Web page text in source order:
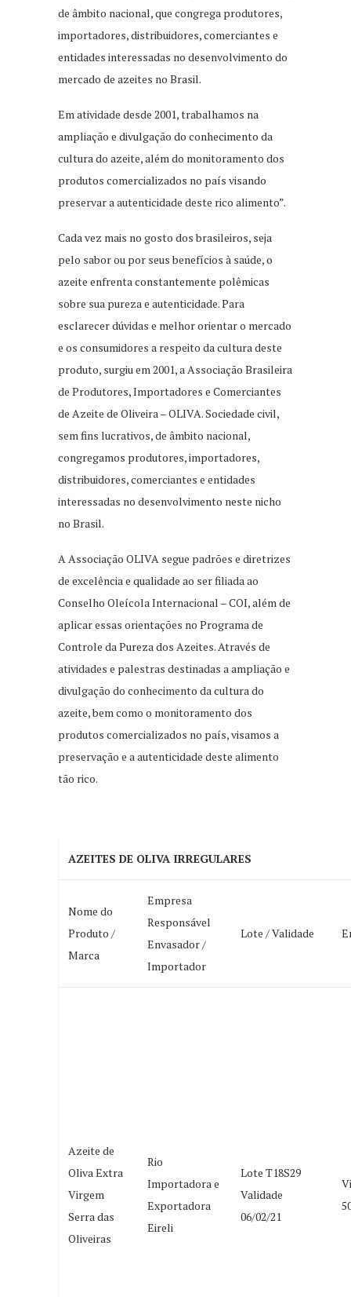
de âmbito nacional, que congrega produtores,
importadores, distribuidores, comerciantes e
entidades interessadas no desenvolvimento do
mercado de azeites no Brasil.
Em atividade desde 2001, trabalhamos na
ampliação e divulgação do conhecimento da
cultura do azeite, além do monitoramento dos
produtos comercializados no país visando
preservar a autenticidade deste rico alimento”.
Cada vez mais no gosto dos brasileiros, seja
pelo sabor ou por seus benefícios à saúde, o
azeite enfrenta constantemente polêmicas
sobre sua pureza e autenticidade. Para
esclarecer dúvidas e melhor orientar o mercado
e os consumidores a respeito da cultura deste
produto, surgiu em 2001, a Associação Brasileira
de Produtores, Importadores e Comerciantes
de Azeite de Oliveira – OLIVA. Sociedade civil,
sem fins lucrativos, de âmbito nacional,
congregamos produtores, importadores,
distribuidores, comerciantes e entidades
interessadas no desenvolvimento neste nicho
no Brasil.
A Associação OLIVA segue padrões e diretrizes
de excelência e qualidade ao ser filiada ao
Conselho Oleícola Internacional – COI, além de
aplicar essas orientações no Programa de
Controle da Pureza dos Azeites. Através de
atividades e palestras destinadas a ampliação e
divulgação do conhecimento da cultura do
azeite, bem como o monitoramento dos
produtos comercializados no país, visamos a
preservação e a autenticidade deste alimento
tão rico.
AZEITES DE OLIVA IRREGULARES
Nome do
Produto /
Marca
Empresa
Responsável
Envasador /
Importador
Lote / Validade
Azeite de
Oliva Extra
Virgem
Serra das
Oliveiras
Rio
Importadora e
Exportadora
Eireli
Lote T18S29
Validade
06/02/21